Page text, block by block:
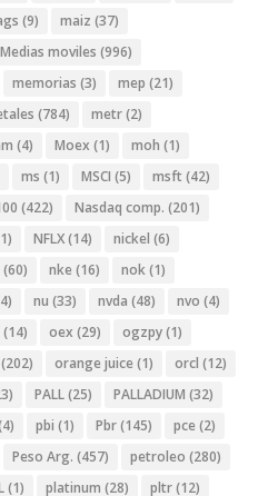
(9) maiz (37)
Medias moviles (996)
memorias (3) mep (21)
(784) metr(2)
(4) Moex (1) moh (1)
ms (1) MSCI (5) msft (42)
(422) Nasdaq comp. (201)
NFLX(14) nickel (6)
(60) nke (16) nok(1)
nu (33) nvda (48) nvo (4)
(14) oex (29) ogzpy(1)
(202) orange juice (1) orcl (12)
PALL(25) PALLADIUM (32)
pbi (1) Pbr(145) pce (2)
Peso Arg. (457) petroleo (280)
(1) platinum (28) pltr(12)